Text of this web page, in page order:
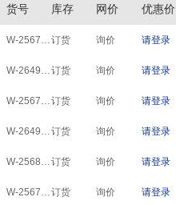
货号 库存 网价 优惠价
W-256714订货 询价 请登录
W-264975订货 询价 请登录
W-256703订货 询价 请登录
W-264972订货 询价 请登录
W-256885订货 询价 请登录
W-256705订货 询价 请登录